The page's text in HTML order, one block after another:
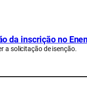
da inscrição no
a solicitação de isenção.